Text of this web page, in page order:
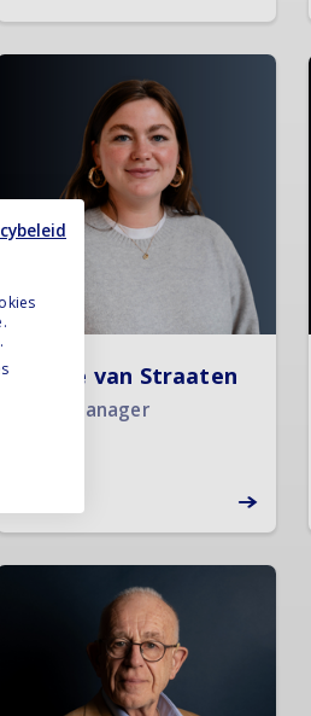
Lotte van Straaten
Casemanager